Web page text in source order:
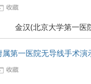
金汉(北京大学第一医
第一医院无导线手术演